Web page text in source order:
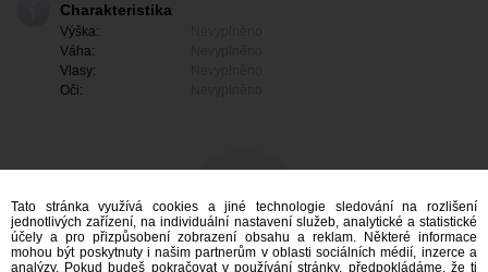
Charakteristika
Výška:
Váha:
Vlasy:
Oči:
Tato stránka využívá cookies a jiné technologie sledování na rozlišení
jednotlivých zařízení, na individuální nastavení služeb, analytické a statistické
účely a pro přizpůsobení zobrazení obsahu a reklam. Některé informace
mohou být poskytnuty i našim partnerům v oblasti sociálních médií, inzerce a
analýzy. Pokud budeš pokračovat v používání stránky, předpokládáme, že ti